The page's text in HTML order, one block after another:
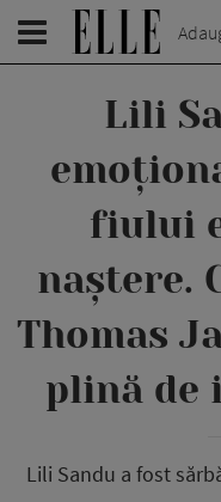
Lili
fiului
naștere.
Thomas
plină de
Lili Sandu a fost